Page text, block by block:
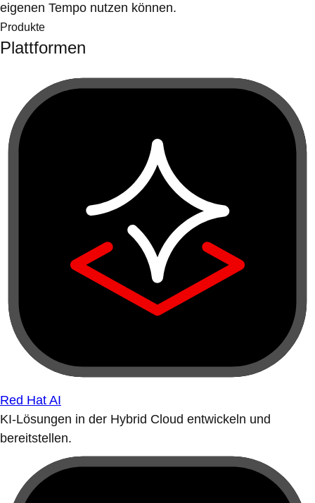
eigenen Tempo nutzen können.
Produkte
Plattformen
Red Hat AI
KI-Lösungen in der Hybrid Cloud entwickeln und
bereitstellen.